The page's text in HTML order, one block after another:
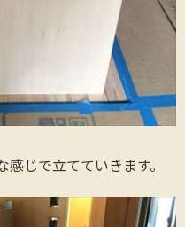
じで立てていきます。